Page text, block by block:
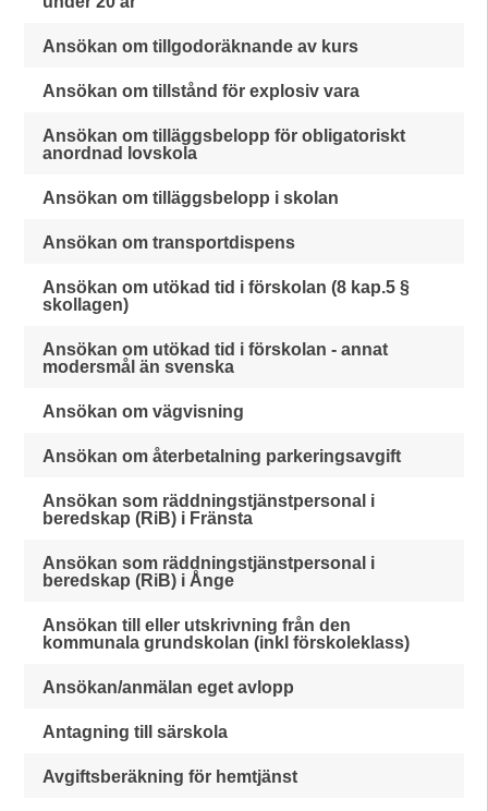
Ansökan om tillgodoräknande av kurs
Ansökan om tillstånd för explosiv vara
Ansökan om tilläggsbelopp för obligatoriskt
anordnad lovskola
Ansökan om tilläggsbelopp i skolan
Ansökan om transportdispens
Ansökan om utökad tid i förskolan (8 kap.5 §
skollagen)
Ansökan om utökad tid i förskolan - annat
modersmål än svenska
Ansökan om vägvisning
Ansökan om återbetalning parkeringsavgift
Ansökan som räddningstjänstpersonal i
beredskap (RiB) i Fränsta
Ansökan som räddningstjänstpersonal i
beredskap (RiB) i Ånge
Ansökan till eller utskrivning från den
kommunala grundskolan (inkl förskoleklass)
Ansökan/anmälan eget avlopp
Antagning till särskola
Avgiftsberäkning för hemtjänst